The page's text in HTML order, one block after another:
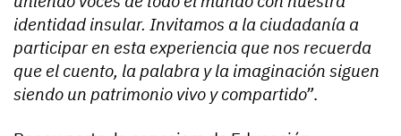
identidad insular. Invitamos a la ciudadanía a
participar en esta experiencia que nos recuerda
que el cuento, la palabra y la imaginación siguen
siendo un patrimonio vivo y compartido”.